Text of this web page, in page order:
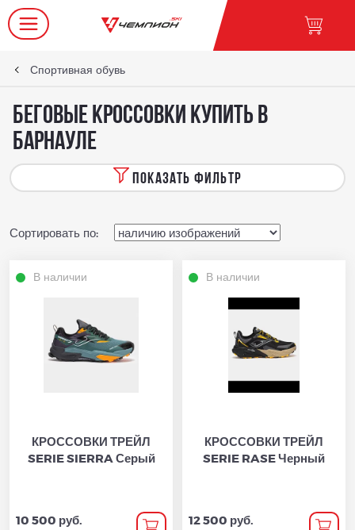
Спортивная обувь
Беговые кроссовки купить в
Барнауле
ПОКАЗАТЬ ФИЛЬТР
Сортировать по:
В наличии
КРОССОВКИ ТРЕЙЛ
SERIE SIERRA Серый
10 500 руб.
В наличии
КРОССОВКИ ТРЕЙЛ
SERIE RASE Черный
12 500 руб.